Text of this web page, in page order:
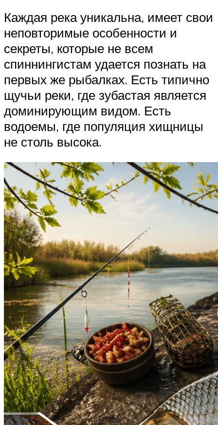
Каждая река уникальна, имеет свои
неповторимые особенности и
секреты, которые не всем
спиннингистам удается познать на
первых же рыбалках. Есть типично
щучьи реки, где зубастая является
доминирующим видом. Есть
водоемы, где популяция хищницы
не столь высока.